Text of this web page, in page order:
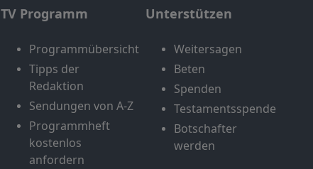
TV Programm
Programmübersicht
Tipps der
Redaktion
Sendungen von A-Z
Programmheft
kostenlos
anfordern
Unterstützen
Weitersagen
Beten
Spenden
Testamentsspende
Botschafter
werden